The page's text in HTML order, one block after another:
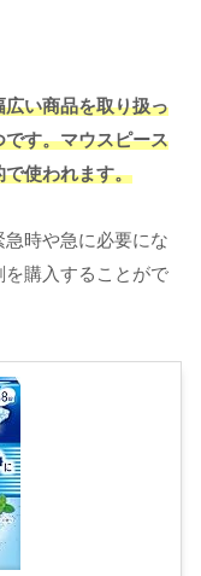
い商品を取り扱っ
す。マウスピース
使われます。
急時や急に必要にな
購入することがで